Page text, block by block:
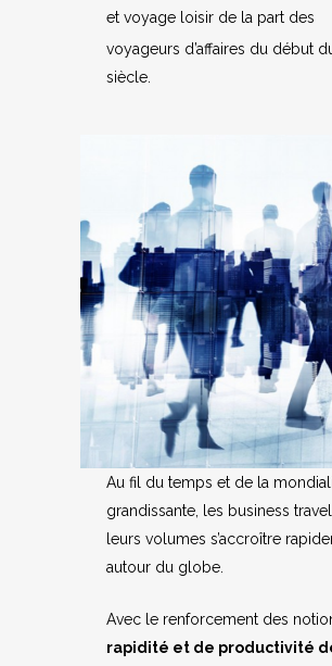
et voyage loisir de la part des
voyageurs d’affaires du début
siècle.
Au fil du temps et de la
grandissante, les business
leurs volumes s’accroître
autour du globe.
Avec le renforcement des
rapidité et de productivité